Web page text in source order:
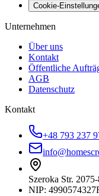
Cookie-
Unternehmen
Über uns
Kontakt
Öffentliche
AGB
Datenschutz
Kontakt
+48 793 237
Szeroka Str. 20
NIP: 4990574327